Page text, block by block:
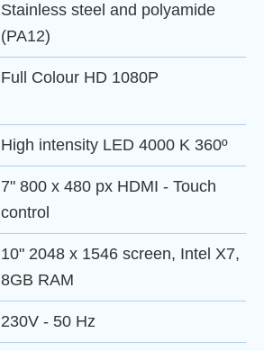
Stainless steel and polyamide
(PA12)
Full Colour HD 1080P
High intensity LED 4000 K 360º
7" 800 x 480 px HDMI - Touch
control
10" 2048 x 1546 screen, Intel X7,
8GB RAM
230V - 50 Hz